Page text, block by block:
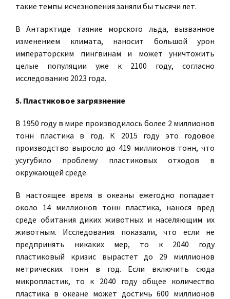
такие темпы исчезновения заняли бы тысячи лет.
В Антарктиде таяние морского льда, вызванное
изменением климата, наносит большой урон
императорским пингвинам и может уничтожить
целые популяции уже к 2100 году, согласно
исследованию 2023 года.
5. Пластиковое загрязнение
В 1950 году в мире производилось более 2 миллионов
тонн пластика в год. К 2015 году это годовое
производство выросло до 419 миллионов тонн, что
усугубило проблему пластиковых отходов в
окружающей среде.
В настоящее время в океаны ежегодно попадает
около 14 миллионов тонн пластика, нанося вред
среде обитания диких животных и населяющим их
животным. Исследования показали, что если не
предпринять никаких мер, то к 2040 году
пластиковый кризис вырастет до 29 миллионов
метрических тонн в год. Если включить сюда
микропластик, то к 2040 году общее количество
пластика в океане может достичь 600 миллионов